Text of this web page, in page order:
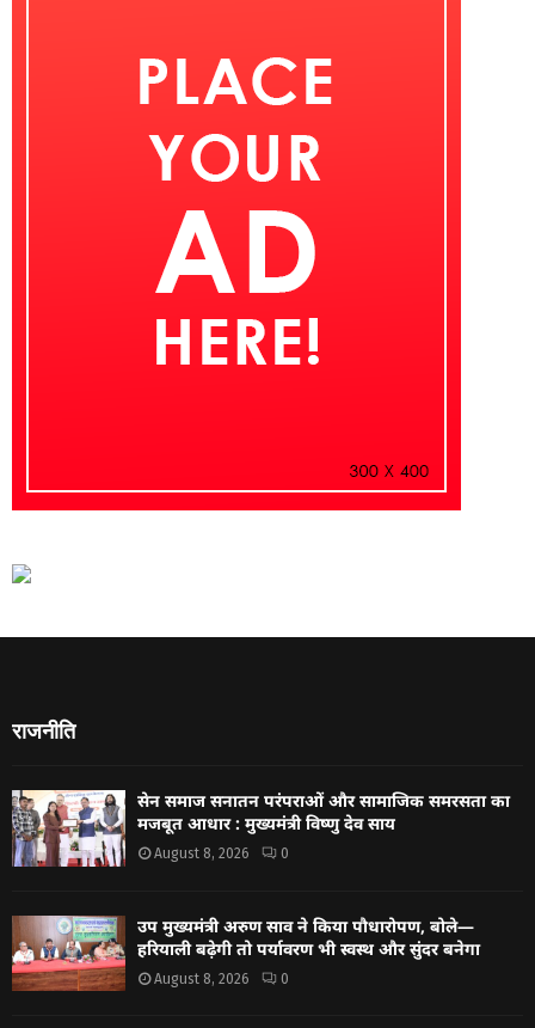
राजनीति
सेन समाज सनातन परंपराओं और सामाजिक समरसता का
मजबूत आधार : मुख्यमंत्री विष्णु देव साय
August 8, 2026 0
उप मुख्यमंत्री अरुण साव ने किया पौधारोपण, बोले—
हरियाली बढ़ेगी तो पर्यावरण भी स्वस्थ और सुंदर बनेगा
August 8, 2026 0